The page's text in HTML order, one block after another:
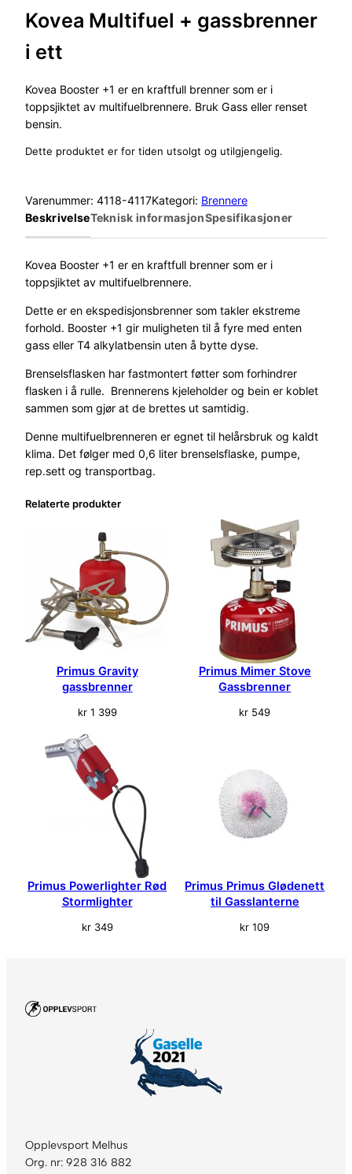
Kovea Multifuel + gassbrenner
i ett
Kovea Booster +1 er en kraftfull brenner som er i
toppsjiktet av multifuelbrennere. Bruk Gass eller renset
bensin.
Dette produktet er for tiden utsolgt og utilgjengelig.
Varenummer: 4118-4117Kategori: Brennere
BeskrivelseTeknisk informasjonSpesifikasjoner
Kovea Booster +1 er en kraftfull brenner som er i
toppsjiktet av multifuelbrennere.
Dette er en ekspedisjonsbrenner som takler ekstreme
forhold. Booster +1 gir muligheten til å fyre med enten
gass eller T4 alkylatbensin uten å bytte dyse.
Brenselsflasken har fastmontert føtter som forhindrer
flasken i å rulle. Brennerens kjeleholder og bein er koblet
sammen som gjør at de brettes ut samtidig.
Denne multifuelbrenneren er egnet til helårsbruk og kaldt
klima. Det følger med 0,6 liter brenselsflaske, pumpe,
rep.sett og transportbag.
Relaterte produkter
Primus Gravity
gassbrenner
kr1 399
Primus Mimer Stove
Gassbrenner
kr 549
Primus Powerlighter Rød
Stormlighter
kr349
Primus Primus Glødenett
til Gasslanterne
kr 109
Opplevsport Melhus
Org. nr: 928 316 882